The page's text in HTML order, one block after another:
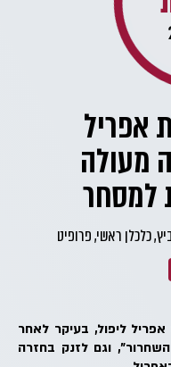
אפריל
מעולה
למסחר
כלכלן ראשי, פרופיט
ליפול, בעיקר לאחר
על "יום השחרור", וגם לזנק בחזרה